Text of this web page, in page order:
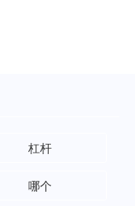
杠杆
哪个